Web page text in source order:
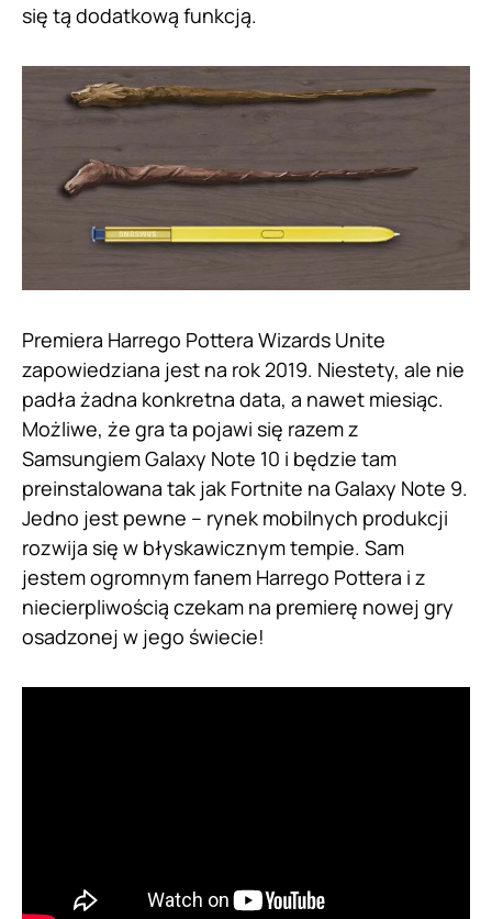
się tą dodatkową funkcją.
Premiera Harrego Pottera Wizards Unite
zapowiedziana jest na rok 2019. Niestety, ale nie
padła żadna konkretna data, a nawet miesiąc.
Możliwe, że gra ta pojawi się razem z
Samsungiem Galaxy Note 10 i będzie tam
preinstalowana tak jak Fortnite na Galaxy Note 9.
Jedno jest pewne – rynek mobilnych produkcji
rozwija się w błyskawicznym tempie. Sam
jestem ogromnym fanem Harrego Pottera i z
niecierpliwością czekam na premierę nowej gry
osadzonej w jego świecie!